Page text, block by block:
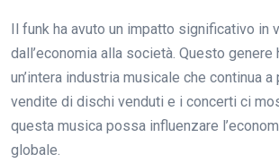
Il funk ha avuto un impatto significativo in
dall’economia alla società. Questo genere
un’intera industria musicale che continua
vendite di dischi venduti e i concerti ci
questa musica possa influenzare
globale.